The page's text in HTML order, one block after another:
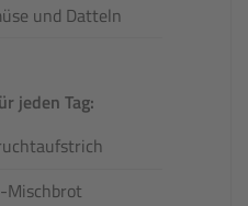
und Datteln
jeden Tag:
Mischbrot